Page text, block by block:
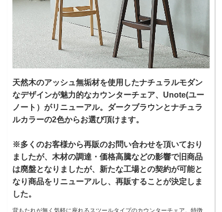
天然木のアッシュ無垢材を使用したナチュラルモダン
なデザインが魅力的なカウンターチェア、Unote(ユー
ノート）がリニューアル。ダークブラウンとナチュラ
ルカラーの2色からお選び頂けます。
※多くのお客様から再販のお問い合わせを頂いており
ましたが、木材の調達・価格高騰などの影響で旧商品
は廃盤となりましたが、新たな工場との契約が可能と
なり商品をリニューアルし、再販することが決定しま
した。
背もたれが無く気軽に座れるスツールタイプのカウンターチェア。特徴